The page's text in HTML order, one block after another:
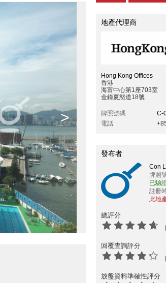
>
地產代理商
Hong Kong Offices
香港
海富中心第1座703室
金鐘夏慤道18號
牌照號碼
C-
電話
發布者
Con
牌照
已驗
註冊
此地
總評分
回覆查詢評分
放盤資料準確性評分